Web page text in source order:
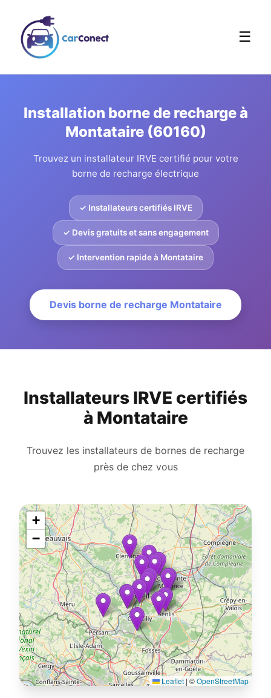
☰
Installation borne de recharge à
Montataire (60160)
Trouvez un installateur IRVE certifié pour votre
borne de recharge électrique
✓ Installateurs certifiés IRVE
✓ Devis gratuits et sans engagement
✓ Intervention rapide à Montataire
Devis borne de recharge Montataire
Installateurs IRVE certifiés
à Montataire
Trouvez les installateurs de bornes de recharge
près de chez vous
+
−
Leaflet |©OpenStreetMap